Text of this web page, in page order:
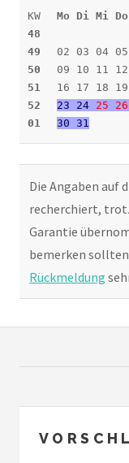
KW
48
49
50
51
52
01
Mo Di Mi
02 03 04
09 10 11
16 17 18
23 24 25 26
30 31
Die Angaben auf
recherchiert,
Garantie
bemerken
Rückmeldung